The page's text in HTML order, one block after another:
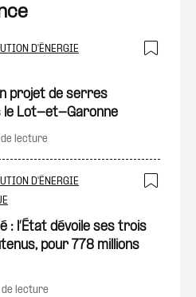
D'ÉNERGIE
projet de serres
le Lot-et-Garonne
de lecture
D'ÉNERGIE
: l’État dévoile ses trois
pour 778 millions
de lecture